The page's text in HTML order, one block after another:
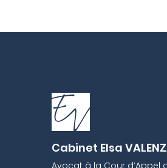
: que
si vous êtes
à Aix-en-
ou ailleurs ?
Cabinet Elsa